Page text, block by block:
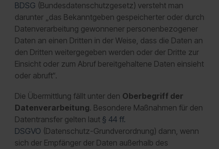
BDSG (Bundesdatenschutzgesetz) versteht man
darunter „das Bekanntgeben gespeicherter oder durch
Datenverarbeitung gewonnener personenbezogener
Daten an einen Dritten in der Weise, dass die Daten an
den Dritten weitergegeben werden oder der Dritte zur
Einsicht oder zum Abruf bereitgehaltene Daten einsieht
oder abruft“.
Die Übermittlung fällt unter den Oberbegriff der
Datenverarbeitung. Besondere Maßnahmen für den
Datentransfer gelten laut § 44 ff.
DSGVO (Datenschutz-Grundverordnung) dann, wenn
sich der Empfänger der Daten außerhalb des